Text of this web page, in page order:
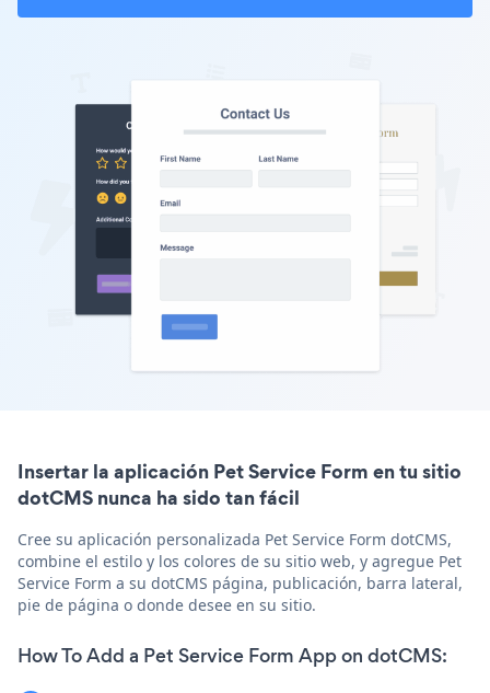
Insertar la aplicación Pet Service Form en tu sitio
dotCMS nunca ha sido tan fácil
Cree su aplicación personalizada Pet Service Form dotCMS,
combine el estilo y los colores de su sitio web, y agregue Pet
Service Form a su dotCMS página, publicación, barra lateral,
pie de página o donde desee en su sitio.
How To Add a Pet Service Form App on dotCMS: